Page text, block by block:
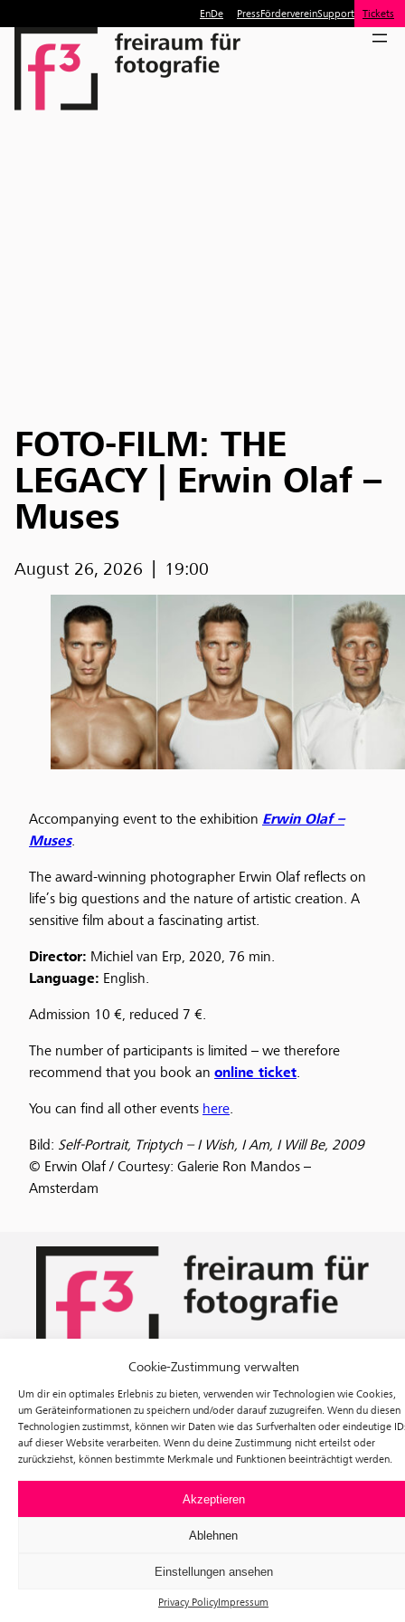
Cookie-Zustimmung verwalten
Um dir ein optimales Erlebnis zu bieten, verwenden wir Technologien wie Cookies,
um Geräteinformationen zu speichern und/oder darauf zuzugreifen. Wenn du diesen
Technologien zustimmst, können wir Daten wie das Surfverhalten oder eindeutige
auf dieser Website verarbeiten. Wenn du deine Zustimmung nicht erteilst oder
zurückziehst, können bestimmte Merkmale und Funktionen beeinträchtigt werden.
Akzeptieren
Ablehnen
Einstellungen ansehen
Privacy PolicyImpressum
EnDe PressFördervereinSupport Tickets
FOTO-FILM: THE
LEGACY | Erwin Olaf –
Muses
August 26, 2026 19:00
Accompanying event to the exhibition Erwin Olaf –
Muses.
The award-winning photographer Erwin Olaf reflects on
life’s big questions and the nature of artistic creation. A
sensitive film about a fascinating artist.
Director: Michiel van Erp, 2020, 76 min.
Language: English.
Admission 10 €, reduced 7 €.
The number of participants is limited – we therefore
recommend that you book an online ticket
You can find all other events here
Bild: Self-Portrait, Triptych – I Wish, I Am, I Will Be, 2009
© Erwin Olaf / Courtesy: Galerie Ron Mandos –
Amsterdam
Exhibitions
Events
Visit
Tickets
About us
Förderverein f³
Instagram